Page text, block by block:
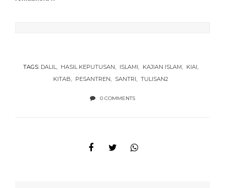
TAGS: DALIL HASIL KEPUTUSAN ISLAMI KAJIAN ISLAM
KIAI
KITAB
PESANTREN SANTRI TULISAN2
0 COMMENTS